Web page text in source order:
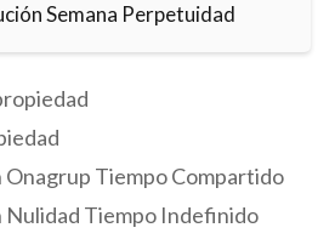
Semana Perpetuidad
Onagrup Tiempo Compartido
Nulidad Tiempo Indefinido